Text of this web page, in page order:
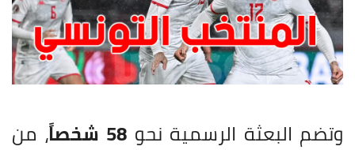
وتضم البعثة الرسمية نحو 58 شخصاً ، من